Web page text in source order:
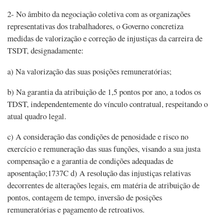
2- No âmbito da negociação coletiva com as organizações
representativas dos trabalhadores, o Governo concretiza
medidas de valorização e correção de injustiças da carreira de
TSDT, designadamente:
a) Na valorização das suas posições remuneratórias;
b) Na garantia da atribuição de 1,5 pontos por ano, a todos os
TDST, independentemente do vínculo contratual, respeitando o
atual quadro legal.
c) A consideração das condições de penosidade e risco no
exercício e remuneração das suas funções, visando a sua justa
compensação e a garantia de condições adequadas de
aposentação;1737C d) A resolução das injustiças relativas
decorrentes de alterações legais, em matéria de atribuição de
pontos, contagem de tempo, inversão de posições
remuneratórias e pagamento de retroativos.